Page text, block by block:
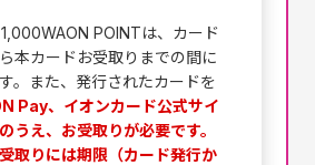
POINTは、カード
本カードお受取りまでの間に
。また、発行されたカードを
Pay、イオンカード公式サイ
うえ、お受取りが必要です。
取りには期限（カード発行か